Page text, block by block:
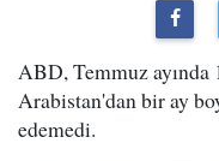
ABD, Temmuz
Arabistan'dan bir ay
edemedi.